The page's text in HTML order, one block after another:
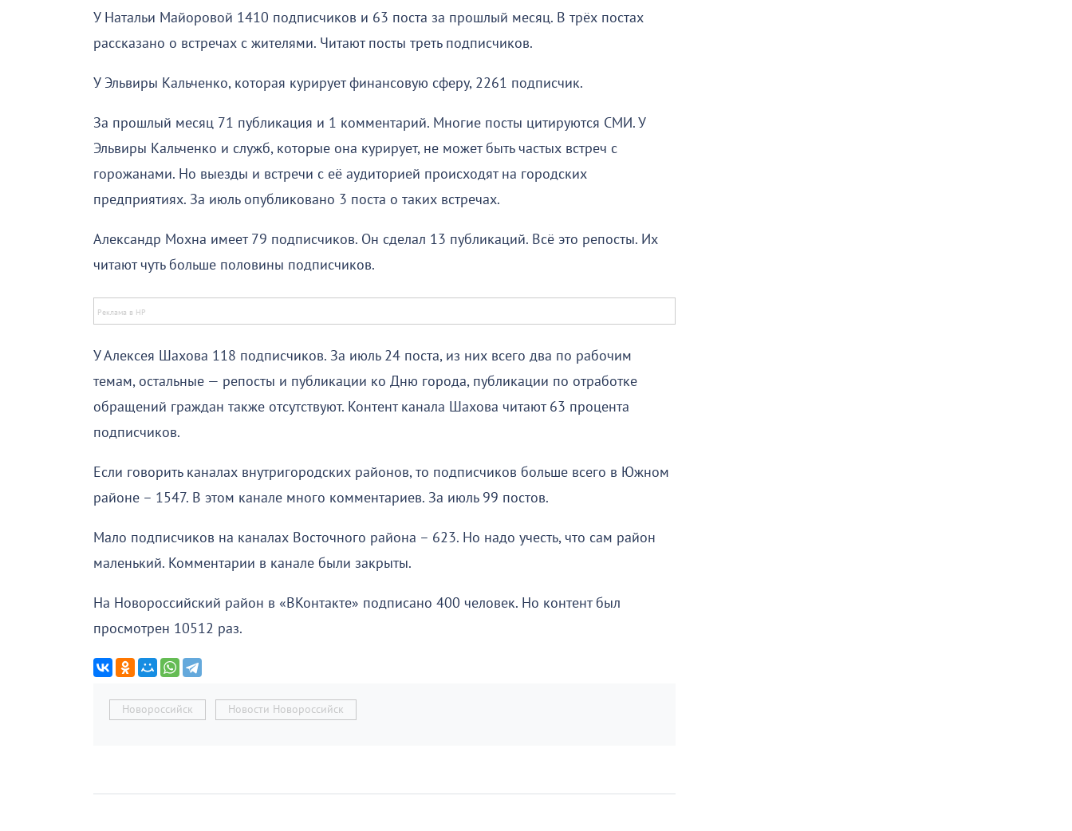
У Натальи Майоровой 1410 подписчиков и 63 поста за прошлый месяц. В трёх постах
рассказано о встречах с жителями. Читают посты треть подписчиков.
У Эльвиры Кальченко, которая курирует финансовую сферу, 2261 подписчик.
За прошлый месяц 71 публикация и 1 комментарий. Многие посты цитируются СМИ. У
Эльвиры Кальченко и служб, которые она курирует, не может быть частых встреч с
горожанами. Но выезды и встречи с её аудиторией происходят на городских
предприятиях. За июль опубликовано 3 поста о таких встречах.
Александр Мохна имеет 79 подписчиков. Он сделал 13 публикаций. Всё это репосты. Их
читают чуть больше половины подписчиков.
У Алексея Шахова 118 подписчиков. За июль 24 поста, из них всего два по рабочим
темам, остальные — репосты и публикации ко Дню города, публикации по отработке
обращений граждан также отсутствуют. Контент канала Шахова читают 63 процента
подписчиков.
Если говорить каналах внутригородских районов, то подписчиков больше всего в Южном
районе – 1547. В этом канале много комментариев. За июль 99 постов.
Мало подписчиков на каналах Восточного района – 623. Но надо учесть, что сам район
маленький. Комментарии в канале были закрыты.
На Новороссийский район в «ВКонтакте» подписано 400 человек. Но контент был
просмотрен 10512 раз.
Новороссийск Новости Новороссийск